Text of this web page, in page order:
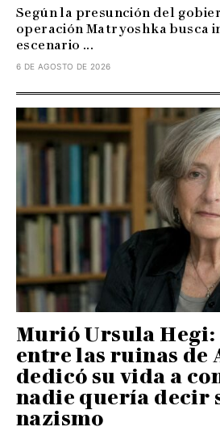
Según la presunción del
operación Matryoshka busca
escenario ...
6 DE AGOSTO DE 2026
Murió Ursula
entre las ruinas de
dedicó su vida a
nadie quería decir
nazismo